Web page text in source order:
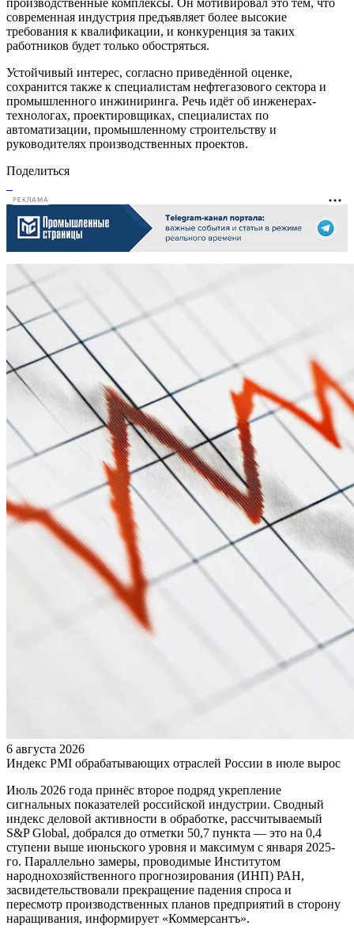
современная индустрия предъявляет более высокие
требования к квалификации, и конкуренция за таких
работников будет только обостряться.
Устойчивый интерес, согласно приведённой оценке,
сохранится также к специалистам нефтегазового сектора и
промышленного инжиниринга. Речь идёт об инженерах-
технологах, проектировщиках, специалистах по
автоматизации, промышленному строительству и
руководителях производственных проектов.
Поделиться
РЕКЛАМА
6 августа 2026
Индекс PMI обрабатывающих отраслей России в июле вырос
Июль 2026 года принёс второе подряд укрепление
сигнальных показателей российской индустрии. Сводный
индекс деловой активности в обработке, рассчитываемый
S&P Global, добрался до отметки 50,7 пункта — это на 0,4
ступени выше июньского уровня и максимум с января 2025-
го. Параллельно замеры, проводимые Институтом
народнохозяйственного прогнозирования (ИНП) РАН,
засвидетельствовали прекращение падения спроса и
пересмотр производственных планов предприятий в сторону
наращивания, информирует «Коммерсантъ».